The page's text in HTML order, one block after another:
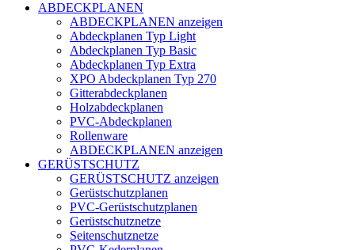
ABDECKPLANEN
ABDECKPLANEN anzeigen
Abdeckplanen Typ Light
Abdeckplanen Typ Basic
Abdeckplanen Typ Extra
XPO Abdeckplanen Typ 270
Gitterabdeckplanen
Holzabdeckplanen
PVC-Abdeckplanen
Rollenware
ABDECKPLANEN anzeigen
GERÜSTSCHUTZ
GERÜSTSCHUTZ anzeigen
Gerüstschutzplanen
PVC-Gerüstschutzplanen
Gerüstschutznetze
Seitenschutznetze